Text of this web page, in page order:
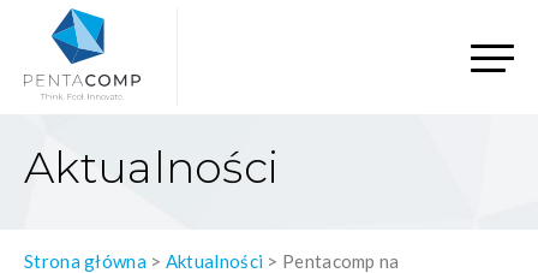
Aktualności
Strona główna> Aktualności > Pentacomp na